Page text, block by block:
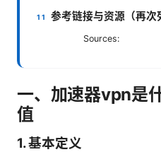
参考链接与资源（再次
Sources:
一、加速器vpn是
值
1. 基本定义